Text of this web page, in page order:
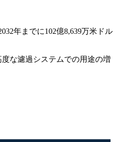
年までに102億8,639万米ドル
な濾過システムでの用途の増